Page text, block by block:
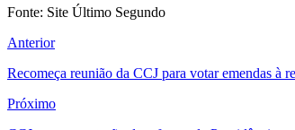
Fonte: Site Último Segundo
Anterior
Recomeça reunião da CCJ para votar emendas à
Próximo